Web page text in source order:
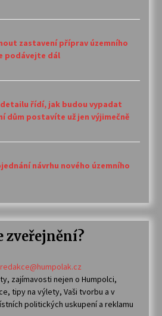
zastavení příprav územního
podávejte dál
detailu řídí, jak budou vypadat
dům postavíte už jen výjimečně
návrhu nového územního
zveřejnění?
redakce@humpolak.cz
zajímavosti nejen o Humpolci,
tipy na výlety, Vaši tvorbu a v
politických uskupení a reklamu